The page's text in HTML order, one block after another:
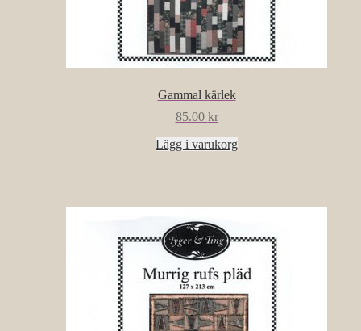
Gammal kärlek
85.00 kr
Lägg i varukorg